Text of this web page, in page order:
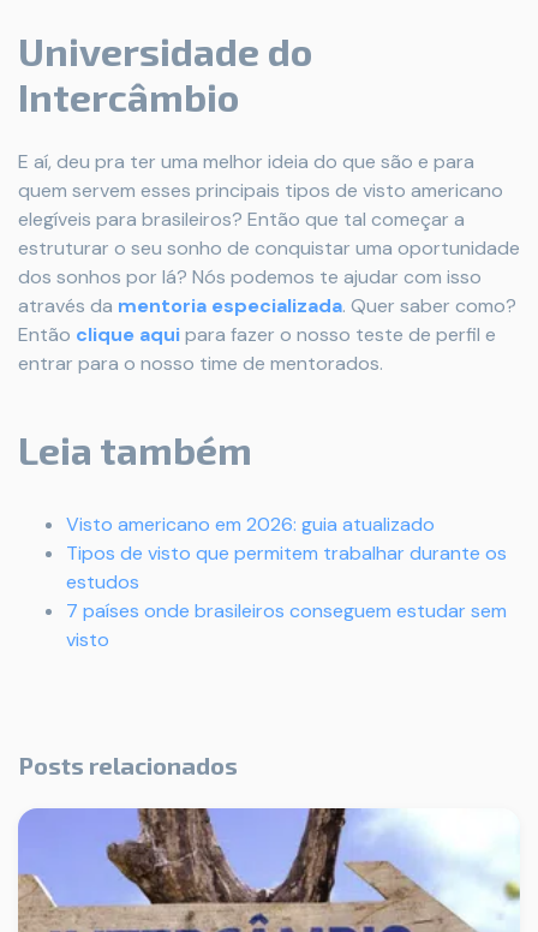
Universidade do
Intercâmbio
E aí, deu pra ter uma melhor ideia do que são e para
quem servem esses principais tipos de visto americano
elegíveis para brasileiros? Então que tal começar a
estruturar o seu sonho de conquistar uma oportunidade
dos sonhos por lá? Nós podemos te ajudar com isso
através da mentoria especializada. Quer saber como?
Então clique aquipara fazer o nosso teste de perfil e
entrar para o nosso time de mentorados.
Leia também
Visto americano em 2026: guia atualizado
Tipos de visto que permitem trabalhar durante os
estudos
7 países onde brasileiros conseguem estudar sem
visto
Posts relacionados